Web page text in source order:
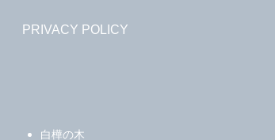
PRIVACY POLICY
白樺の木